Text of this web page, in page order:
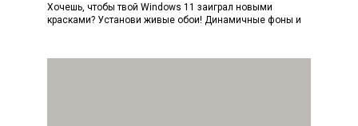
Хочешь, чтобы твой Windows 11 заиграл новыми
красками? Установи живые обои! Динамичные фоны и